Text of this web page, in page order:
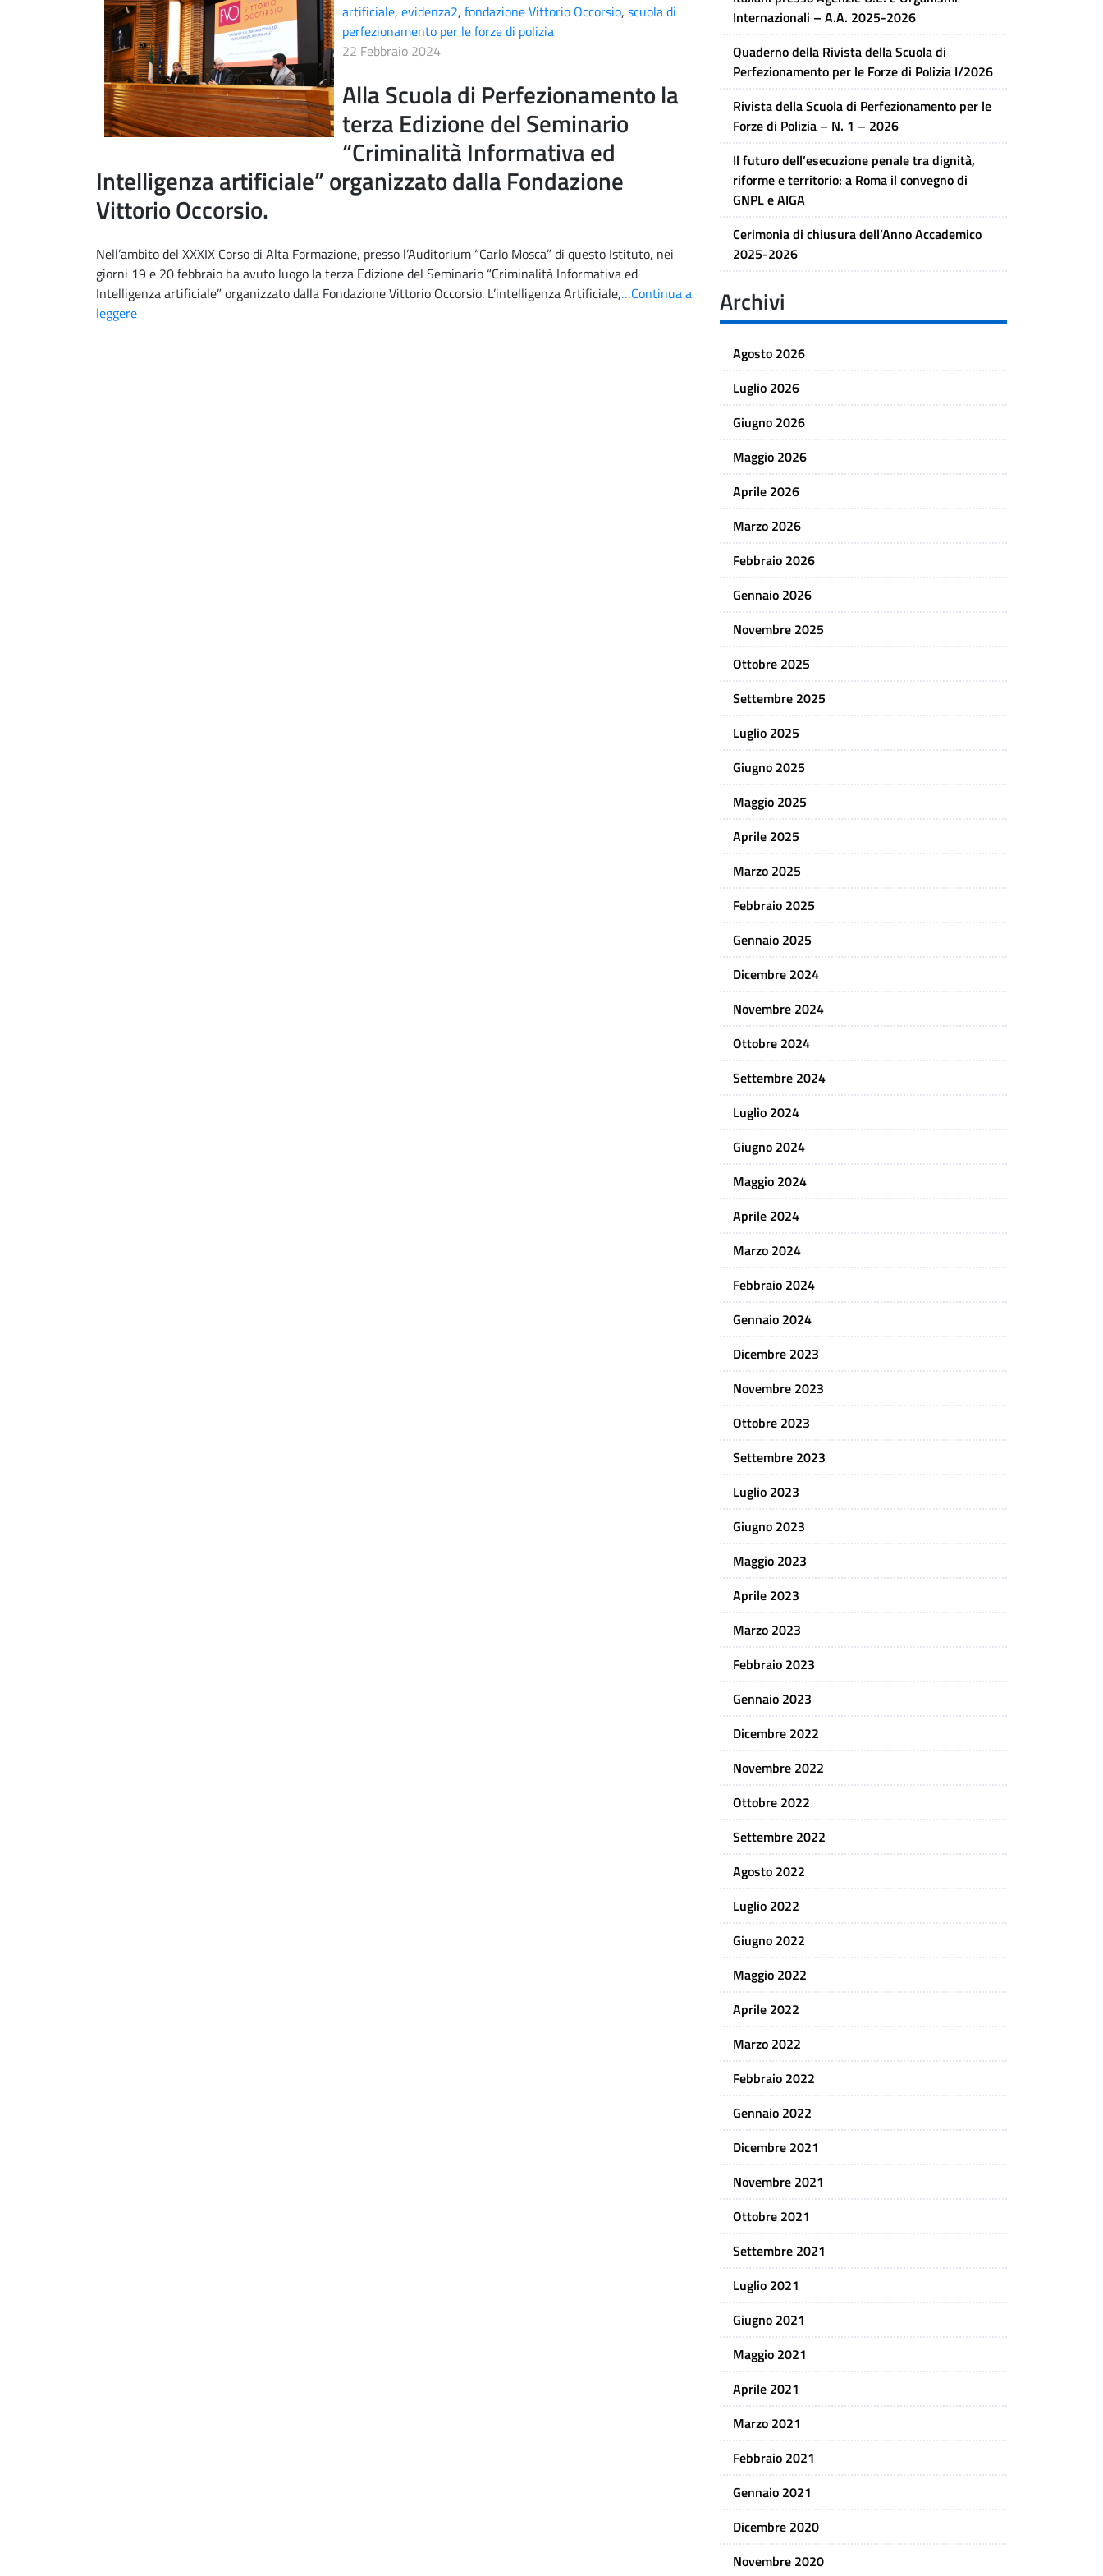
artificiale, evidenza2, fondazione Vittorio Occorsio, scuola di
perfezionamento per le forze di polizia
22 Febbraio 2024
Alla Scuola di Perfezionamento la
terza Edizione del Seminario
“Criminalità Informativa ed
Intelligenza artificiale” organizzato dalla Fondazione
Vittorio Occorsio.
Nell’ambito del XXXIX Corso di Alta Formazione, presso l’Auditorium “Carlo Mosca” di questo Istituto, nei
giorni 19 e 20 febbraio ha avuto luogo la terza Edizione del Seminario “Criminalità Informativa ed
Intelligenza artificiale” organizzato dalla Fondazione Vittorio Occorsio. L’intelligenza Artificiale,…Continua a
leggere
Internazionali – A.A. 2025-2026
Quaderno della Rivista della Scuola di
Perfezionamento per le Forze di Polizia I/2026
Rivista della Scuola di Perfezionamento per le
Forze di Polizia – N. 1 – 2026
Il futuro dell’esecuzione penale tra dignità,
riforme e territorio: a Roma il convegno di
GNPL e AIGA
Cerimonia di chiusura dell’Anno Accademico
2025-2026
Archivi
Agosto 2026
Luglio 2026
Giugno 2026
Maggio 2026
Aprile 2026
Marzo 2026
Febbraio 2026
Gennaio 2026
Novembre 2025
Ottobre 2025
Settembre 2025
Luglio 2025
Giugno 2025
Maggio 2025
Aprile 2025
Marzo 2025
Febbraio 2025
Gennaio 2025
Dicembre 2024
Novembre 2024
Ottobre 2024
Settembre 2024
Luglio 2024
Giugno 2024
Maggio 2024
Aprile 2024
Marzo 2024
Febbraio 2024
Gennaio 2024
Dicembre 2023
Novembre 2023
Ottobre 2023
Settembre 2023
Luglio 2023
Giugno 2023
Maggio 2023
Aprile 2023
Marzo 2023
Febbraio 2023
Gennaio 2023
Dicembre 2022
Novembre 2022
Ottobre 2022
Settembre 2022
Agosto 2022
Luglio 2022
Giugno 2022
Maggio 2022
Aprile 2022
Marzo 2022
Febbraio 2022
Gennaio 2022
Dicembre 2021
Novembre 2021
Ottobre 2021
Settembre 2021
Luglio 2021
Giugno 2021
Maggio 2021
Aprile 2021
Marzo 2021
Febbraio 2021
Gennaio 2021
Dicembre 2020
Novembre 2020